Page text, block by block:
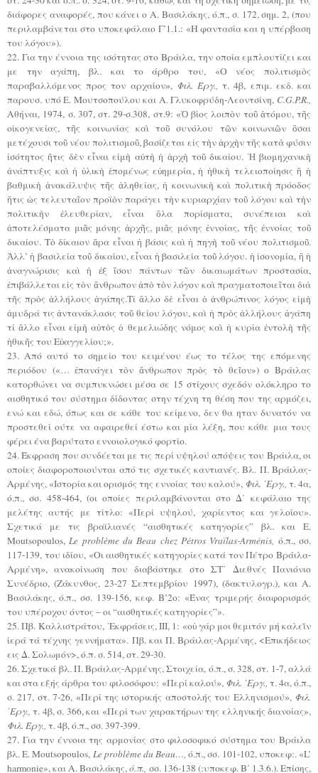
διάφορες αναφορές, που κάνει ο Α. Βασιλάκης, ό.π., σ. 172, σημ. 2, (που
περιλαμβάνεται στο υποκεφάλαιο Γ’1.1.: «Η φαντασία και η υπέρβαση
του λόγου»).
22. Για την έννοια της ισότητας στο Βράιλα, την οποία εμπλουτίζει και
με την αγάπη, βλ. και το άρθρο του, «Ο νέος πολιτισμὸς
παραβαλλόμενος προς τον αρχαίον», Φιλ. Έργ.,τ. 4β, επιμ. εκδ. και
παρουσ. υπό Ε. Μουτσοπούλου και Α. Γλυκοφρύδη-Λεοντσίνη, C.G.P.R.,
Αθήναι, 1974, σ. 307, στ. 29-σ.308, στ.9: «Ὁ βίος λοιπὸν τοῦ ἀτόμου, τῆς
οἰκογενείας, τῆς κοινωνίας καὶ τοῦ συνόλου τῶν κοινωνιῶν ὃσαι
μετέχουσι τοῦ νέου πολιτισμοῦ, βασίζεται εἰς τὴν ἀρχὴν τῆς κατὰ φύσιν
ἰσότητος ἥτις δὲν εἶναι εἰμὴ αὐτὴ ἡ ἀρχὴ τοῦ δικαίου. Ἡ βιομηχανικὴ
ἀνάπτυξις καὶ ἡ ὑλικὴ ἑπομένως εὐημερία, ἡ ἠθικὴ τελειοποίησις ἢ ἡ
βαθμικὴ ἀνακάλυψις τῆς ἀληθείας, ἡ κοινωνικὴ καὶ πολιτικὴ πρόοδος
ἥτις ὡς τελευταῖον προϊὸν παράγει τὴν κυριαρχίαν τοῦ λόγου καὶ τὴν
πολιτικὴν ἐλευθερίαν, εἶναι ὅλα πορίσματα, συνέπειαι καὶ
ἀποτελέσματα μιᾶς μόνης ἀρχῆς, μιᾶς μόνης ἐννοίας, τῆς ἐννοίας τοῦ
δικαίου. Τὸ δίκαιον ἄρα εἶναι ἡ βάσις καὶ ἡ πηγὴ τοῦ νέου πολιτισμοῦ.
Ἀλλ’ ἡ βασιλεία τοῦ δικαίου, εἶναι ἡ βασιλεία τοῦ λόγου. ἡ ἰσονομία, ἢ ἡ
ἀναγνώρισις καὶ ἡ ἐξ ἴσου πάντων τῶν δικαιωμάτων προστασία,
ἐπιβάλλεται εἰς τὸν ἄνθρωπον ἀπὸ τὸν λόγον καὶ πραγματοποιεῖται διὰ
τῆς πρὸς ἀλλήλους ἀγάπης.Τί ἄλλο δὲ εἶναι ὁ ἀνθρώπινος λόγος εἰμὴ
ἀμυδρά τις ἀντανάκλασις τοῦ θείου λόγου, καὶ ἡ πρὸς ἀλλήλους ἀγάπη
τί ἄλλο εἶναι εἰμὴ αὐτὸς ὁ θεμελιώδης νόμος καὶ ἡ κυρία ἐντολὴ τῆς
ἠθικῆς του Εὐαγγελίου;».
23. Από αυτό το σημείο του κειμένου έως το τέλος της επόμενης
περιόδου («… ἐπανάγει τὸν ἄνθρωπον πρὸς τὸ θεῖον») ο Βράιλας
κατορθώνει να συμπυκνώσει μέσα σε 15 στίχους σχεδόν ολόκληρο το
αισθητικό του σύστημα δίδοντας στην τέχνη τη θέση που της αρμόζει,
ενώ και εδώ, όπως και σε κάθε του κείμενο, δεν θα ηταν δυνατόν να
προστεθεί ούτε να αφαιρεθεί έστω και μία λέξη, που κάθε μια τους
φέρει ένα βαρύτατο εννοιολογικό φορτίο.
24. Έκφραση που συνδέεται με τις περί υψηλού απόψεις του Βράιλα, οι
οποίες διαφοροποιούνται από τις σχετικές καντιανές. Βλ. Π. Βράιλας-
Αρμένης, «Ιστορία και ορισμός της εννοίας του καλού», Φιλ. ΄Εργ., τ. 4α,
ό.π., σσ. 458-464, (οι οποίες περιλαμβάνονται στο Δ΄ κεφάλαιο της
μελέτης αυτής με τίτλο: «Περί υψηλού, χαρίεντος και γελοίου».
Σχετικά με τις βραϊλιανές “αισθητικές κατηγορίες” βλ. και Ε.
Μoutsopoulos,Le problème du Beau chez Pétros Vraïlas-Arménis, ό.π., σσ.
117-139, του ιδίου, «Οι αισθητικές κατηγορίες κατά τον Πέτρο Βράιλα-
Αρμένη», ανακοίνωση που διαβάστηκε στο ΣΤ΄ Διεθνές Πανιόνιο
Συνέδριο, (Ζάκυνθος, 23-27 Σεπτεμβρίου 1997), (δακτυλογρ.), και Α.
Βασιλάκης, ό.π., σσ. 139-156, κεφ. Β’2ο: «Ένας τριμερής διαφορισμός
του υπέροχου όντος – οι “αισθητικές κατηγορίες”».
25. Πβ. Καλλιστράτου, ᾿Εκφράσεις, ΙΙΙ, 1: «οὐ γάρ μοι θεμιτόν μή καλεῑν
ἱερά τά τέχνης γεννήματα». Πβ. και Π. Βράιλας-Αρμένης, <Επικήδειος
εις Δ. Σολωμόν>, ό.π. σ. 514, στ. 29-30.
26. Σχετικά βλ. Π. Βράιλας-Αρμένης, Στοιχεία, ό.π., σ. 328, στ. 1-7, αλλά
και στα εξής άρθρα του φιλοσόφου: «Περί καλού», Φιλ. ΄Εργ., τ. 4α, ό.π.,
σ. 217, στ. 7-26, «Περί της ιστορικής αποστολής του Ελληνισμού», Φιλ.
΄Εργ., τ. 4β, σ. 366, και «Περί των χαρακτήρων της ελληνικής διανοίας»,
Φιλ. Έργ., τ. 4β, ό.π., σσ. 397-399.
27. Για την έννοια της αρμονίας στο φιλοσοφικό σύστημα του Βράιλα
βλ. Ε. Μοutsopoulos, Le problème du Beau…, ό.π., σσ. 101-102, υποκεφ:. «L’
harmonie», και Α. Βασιλάκης,ό.π., σσ. 136-138 (:υποκεφ. Β΄ 1.3.6.). Επίσης,